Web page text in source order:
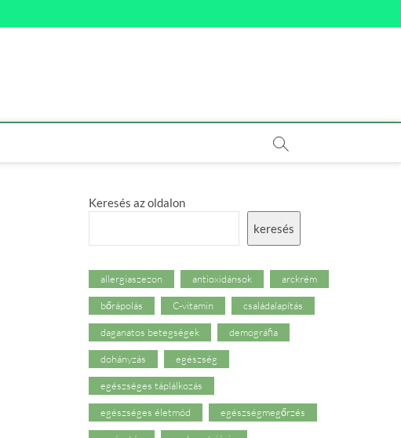
Keresés az oldalon
keresés
allergiaszezon antioxidánsok arckrém
bőrápolás C-vitamin családalapítás
daganatos betegségek demográfia
dohányzás egészség
egészséges táplálkozás
egészséges életmód egészségmegőrzés